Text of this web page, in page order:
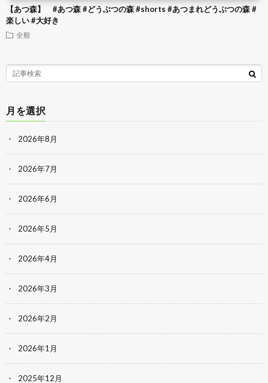
【あつ森】 #あつ森 #どうぶつの森 #shorts #あつまれどうぶつの森 #
楽しい #大好き
全般
月を選択
2026年8月
2026年7月
2026年6月
2026年5月
2026年4月
2026年3月
2026年2月
2026年1月
2025年12月